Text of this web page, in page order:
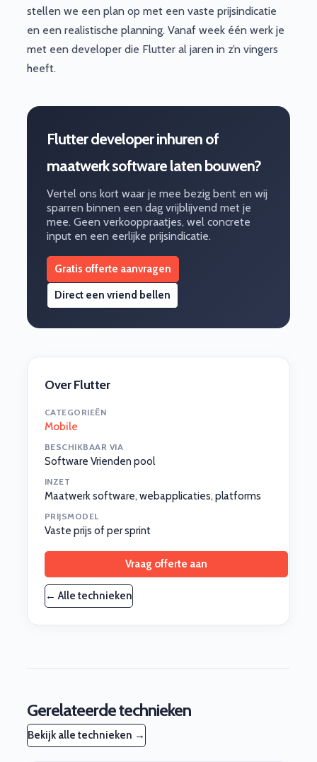
stellen we een plan op met een vaste prijsindicatie
en een realistische planning. Vanaf week één werk je
met een developer die Flutter al jaren in z’n vingers
heeft.
Flutter developer inhuren of
maatwerk software laten bouwen?
Vertel ons kort waar je mee bezig bent en wij
sparren binnen een dag vrijblijvend met je
mee. Geen verkooppraatjes, wel concrete
input en een eerlijke prijsindicatie.
Gratis offerte aanvragen
Direct een vriend bellen
Over Flutter
CATEGORIEËN
Mobile
BESCHIKBAAR VIA
Software Vrienden pool
INZET
Maatwerk software, webapplicaties, platforms
PRIJSMODEL
Vaste prijs of per sprint
Vraag offerte aan
← Alle technieken
Gerelateerde technieken
Bekijk alle technieken →